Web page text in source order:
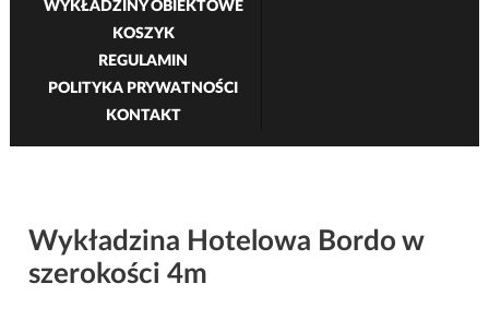
WYKŁADZINY OBIEKTOWE
KOSZYK
REGULAMIN
POLITYKA PRYWATNOŚCI
KONTAKT
Wykładzina Hotelowa Bordo w
szerokości 4m